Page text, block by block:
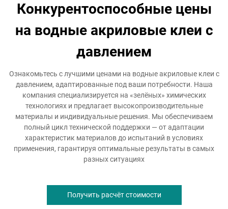
Конкурентоспособные цены
на водные акриловые клеи с
давлением
Ознакомьтесь с лучшими ценами на водные акриловые клеи с
давлением, адаптированные под ваши потребности. Наша
компания специализируется на «зелёных» химических
технологиях и предлагает высокопроизводительные
материалы и индивидуальные решения. Мы обеспечиваем
полный цикл технической поддержки — от адаптации
характеристик материалов до испытаний в условиях
применения, гарантируя оптимальные результаты в самых
разных ситуациях
Получить расчёт стоимости